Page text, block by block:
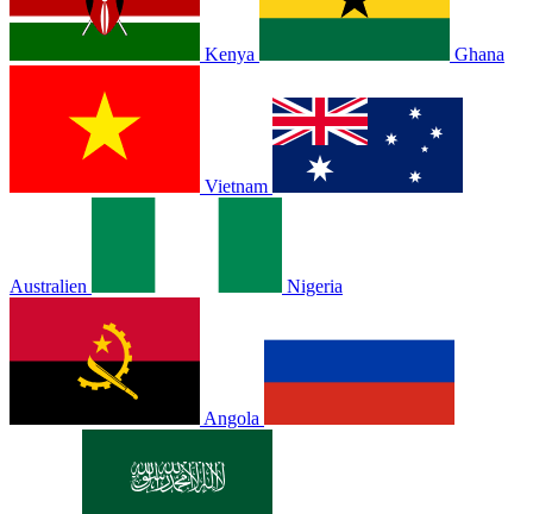
Kenya Ghana
Vietnam
Australien Nigeria
Angola